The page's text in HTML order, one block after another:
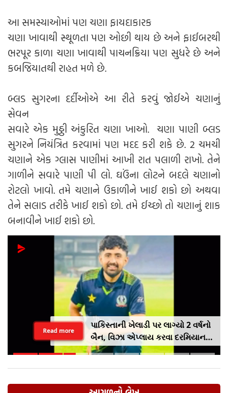
આ સમસ્યાઓમાં પણ ચણા ફાયદાકારક
ચણા ખાવાથી સ્થૂળતા પણ ઓછી થાય છે અને ફાઈબરથી
ભરપૂર કાળા ચણા ખાવાથી પાચનક્રિયા પણ સુધરે છે અને
કબજિયાતથી રાહત મળે છે.
બ્લડ સુગરના દર્દીઓએ આ રીતે કરવું જોઈએ ચણાનું
સેવન
સવારે એક મુઠ્ઠી અંકુરિત ચણા ખાઓ. ચણા પાણી બ્લડ
સુગરને નિયંત્રિત કરવામાં પણ મદદ કરી શકે છે. 2 ચમચી
ચણાને એક ગ્લાસ પાણીમાં આખી રાત પલાળી રાખો. તેને
ગાળીને સવારે પાણી પી લો. ઘઉંના લોટને બદલે ચણાનો
રોટલો ખાવો. તમે ચણાને ઉકાળીને ખાઈ શકો છો અથવા
તેને સલાડ તરીકે ખાઈ શકો છો. તમે ઈચ્છો તો ચણાનું શાક
બનાવીને ખાઈ શકો છો.
પાકિસ્તાની ખેલાડી પર લાગ્યો 2 વર્ષનો
બૈન, વિઝા એપ્લાય કરવા દરમિયાન
આપી ખોટી માહિતી
Read more